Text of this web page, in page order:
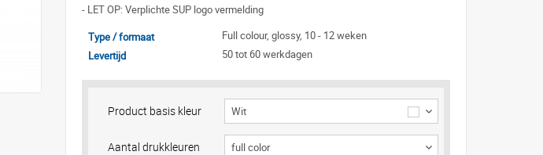
- LET OP: Verplichte SUP logo vermelding
Type / formaat
Full colour, glossy, 10 - 12 weken
Levertijd
50 tot 60 werkdagen
Product basis kleur Wit
Aantal drukkleuren